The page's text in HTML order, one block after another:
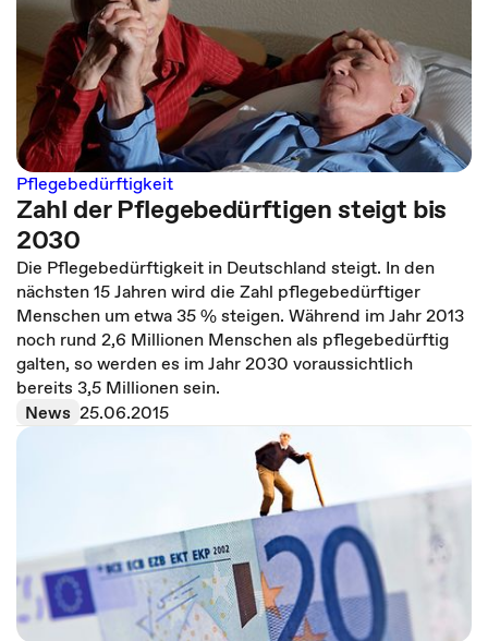
Pflegebedürftigkeit
Zahl der Pflegebedürftigen steigt bis
2030
Die Pflegebedürftigkeit in Deutschland steigt. In den
nächsten 15 Jahren wird die Zahl pflegebedürftiger
Menschen um etwa 35 % steigen. Während im Jahr 2013
noch rund 2,6 Millionen Menschen als pflegebedürftig
galten, so werden es im Jahr 2030 voraussichtlich
bereits 3,5 Millionen sein.
News 25.06.2015